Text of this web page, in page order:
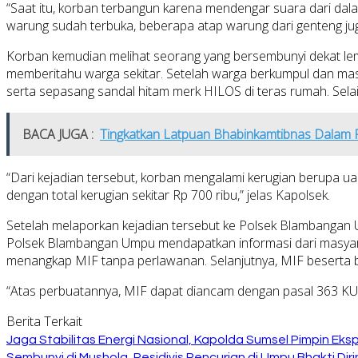
“Saat itu, korban terbangun karena mendengar suara dari
warung sudah terbuka, beberapa atap warung dari genteng
Korban kemudian melihat seorang yang bersembunyi dekat
memberitahu warga sekitar. Setelah warga berkumpul dan
serta sepasang sandal hitam merk HILOS di teras rumah.
BACA JUGA : Tingkatkan Latpuan Bhabinkamtibnas
“Dari kejadian tersebut, korban mengalami kerugian berupa
dengan total kerugian sekitar Rp 700 ribu,” jelas Kapolsek.
Setelah melaporkan kejadian tersebut ke Polsek
Polsek Blambangan Umpu mendapatkan informasi dari
menangkap MIF tanpa perlawanan. Selanjutnya, MIF
“Atas perbuatannya, MIF dapat diancam dengan pasal 363
Berita Terkait
Jaga Stabilitas Energi Nasional, Kapolda Sumsel Pimpin